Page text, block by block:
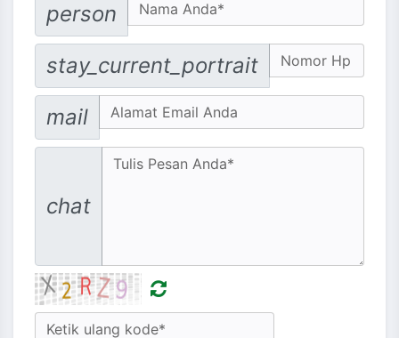
person
stay_current_portrait
Email address
mail
chat